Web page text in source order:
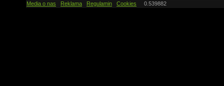
Media o nas Reklama Regulamin Cookies 0.539882